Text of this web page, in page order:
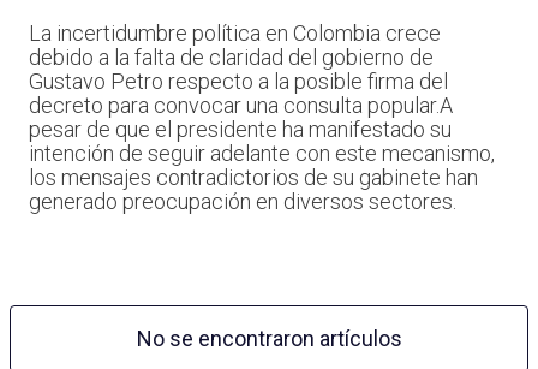
La incertidumbre política en Colombia crece
debido a la falta de claridad del gobierno de
Gustavo Petro respecto a la posible firma del
decreto para convocar una consulta popular.A
pesar de que el presidente ha manifestado su
intención de seguir adelante con este mecanismo,
los mensajes contradictorios de su gabinete han
generado preocupación en diversos sectores.
No se encontraron artículos